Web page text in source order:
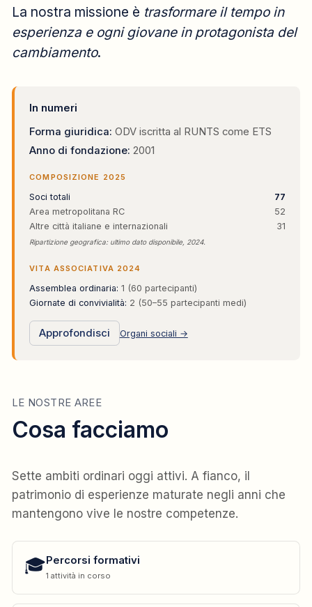
La nostra missione è trasformare il tempo in
esperienza e ogni giovane in protagonista del
cambiamento.
In numeri
Forma giuridica: ODV iscritta al RUNTS come ETS
Anno di fondazione: 2001
COMPOSIZIONE 2025
Soci totali
77
Area metropolitana RC
52
Altre città italiane e internazionali
31
Ripartizione geografica: ultimo dato disponibile, 2024.
VITA ASSOCIATIVA 2024
Assemblea ordinaria: 1 (60 partecipanti)
Giornate di convivialità: 2 (50–55 partecipanti medi)
Approfondisci Organi sociali →
LE NOSTRE AREE
Cosa facciamo
Sette ambiti ordinari oggi attivi. A fianco, il
patrimonio di esperienze maturate negli anni che
mantengono vive le nostre competenze.
🎓Percorsi formativi
1 attività in corso